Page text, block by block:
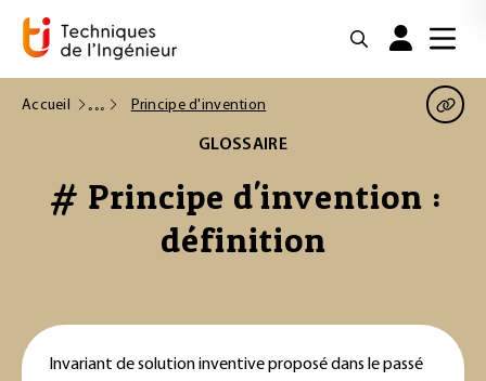
Accueil Principe d'invention
GLOSSAIRE
# Principe d'invention :
définition
Invariant de solution inventive proposé dans le passé